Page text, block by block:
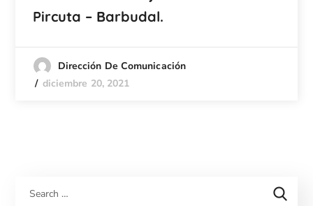
Pircuta – Barbudal.
Dirección De Comunicación
diciembre 20, 2021